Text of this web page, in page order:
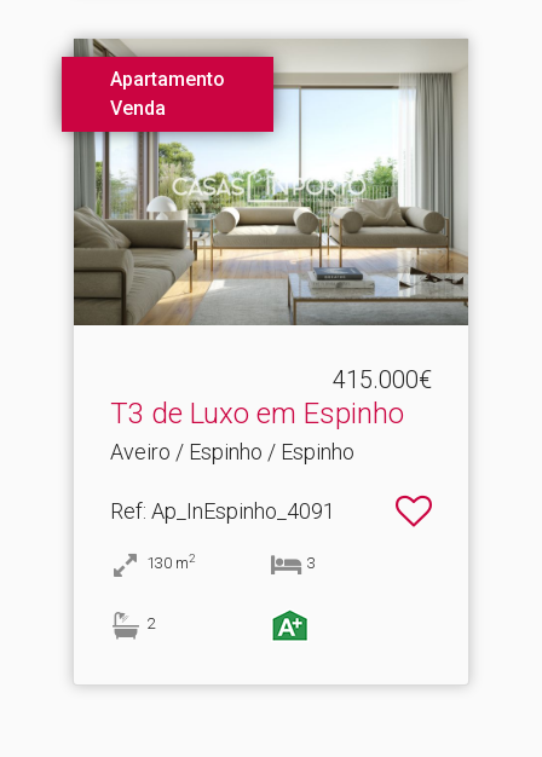
Apartamento
Venda
415.000€
T3 de Luxo em Espinho
Aveiro / Espinho / Espinho
Ref: Ap_InEspinho_4091
130 m2 3
2